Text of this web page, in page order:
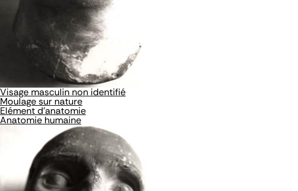
Visage masculin non identifié
Moulage sur nature
Elément d'anatomie
Anatomie humaine